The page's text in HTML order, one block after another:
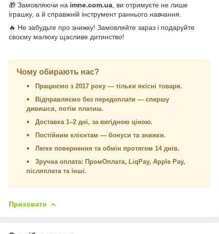
🎁 Замовляючи на imne.com.ua , ви отримуєте не лише
іграшку, а й справжній інструмент раннього навчання.
🔥 Не забудьте про знижку! Замовляйте зараз і подаруйте
своєму малюку щасливе дитинство!
Чому обирають нас?
Працюємо з 2017 року — тільки якісні товари.
Відправляємо без передоплати — спершу
дивишся, потім платиш.
Доставка 1–2 дні, за вигідною ціною.
Постійним клієнтам — бонуси та знижки.
Легке повернення та обмін протягом 14 днів.
Зручна оплата: ПромОплата, LiqPay, Apple Pay,
післяплата та інші.
Приховати